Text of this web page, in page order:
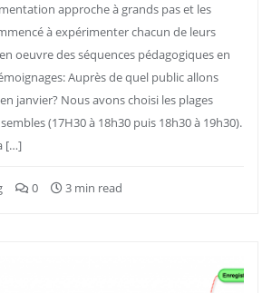
approche à grands pas et les
à expérimenter chacun de leurs
oeuvre des séquences pédagogiques en
Auprès de quel public allons
janvier? Nous avons choisi les plages
(17H30 à 18h30 puis 18h30 à 19h30).
[…]
0 3 min read